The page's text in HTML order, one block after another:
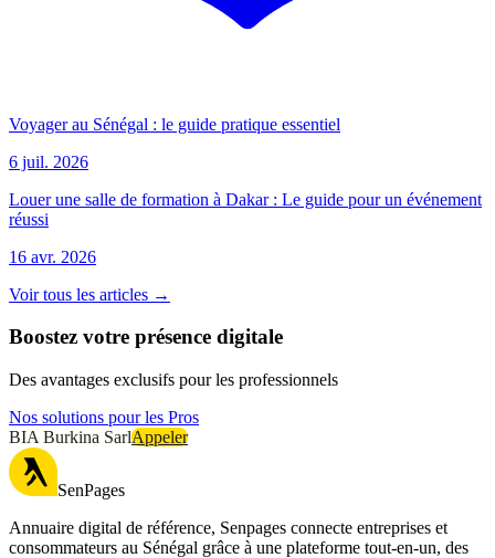
Voyager au Sénégal : le guide pratique essentiel
6 juil. 2026
Louer une salle de formation à Dakar : Le guide pour un événement
réussi
16 avr. 2026
Voir tous les articles →
Boostez votre présence digitale
Des avantages exclusifs pour les professionnels
Nos solutions pour les Pros
BIA Burkina SarlAppeler
SenPages
Annuaire digital de référence, Senpages connecte entreprises et
consommateurs au Sénégal grâce à une plateforme tout-en-un, des